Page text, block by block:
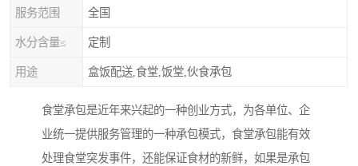
服务范围 全国
水分含量≤ 定制
用途 盒饭配送,食堂,饭堂,伙食承包
食堂承包是近年来兴起的一种创业方式，为各单位、企
业统一提供服务管理的一种承包模式，食堂承包能有效
处理食堂突发事件，还能保证食材的新鲜，如果是承包